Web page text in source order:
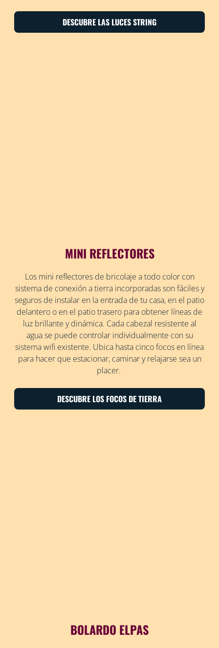
DESCUBRE LAS LUCES STRING
MINI REFLECTORES
Los mini reflectores de bricolaje a todo color con
sistema de conexión a tierra incorporadas son fáciles y
seguros de instalar en la entrada de tu casa, en el patio
delantero o en el patio trasero para obtener líneas de
luz brillante y dinámica. Cada cabezal resistente al
agua se puede controlar individualmente con su
sistema wifi existente. Ubica hasta cinco focos en línea
para hacer que estacionar, caminar y relajarse sea un
placer.
DESCUBRE LOS FOCOS DE TIERRA
BOLARDO ELPAS